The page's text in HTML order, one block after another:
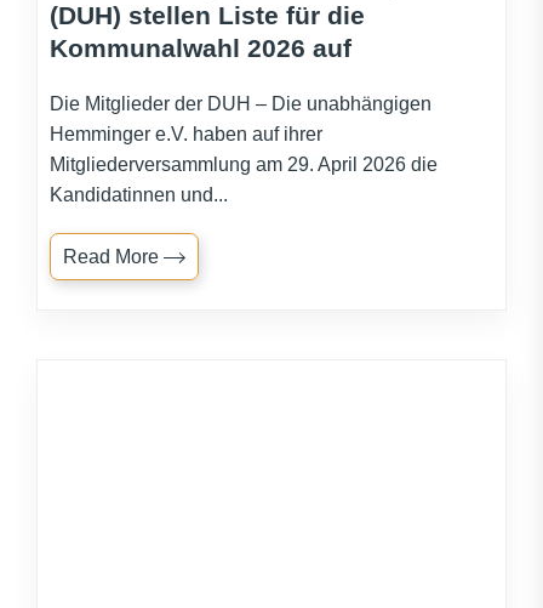
(DUH) stellen Liste für die
Kommunalwahl 2026 auf
Die Mitglieder der DUH – Die unabhängigen
Hemminger e.V. haben auf ihrer
Mitgliederversammlung am 29. April 2026 die
Kandidatinnen und...
Read More